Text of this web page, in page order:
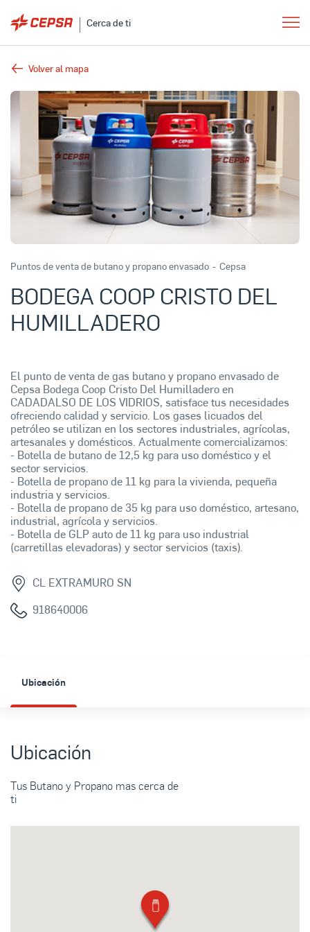
Cerca de ti
Volver al mapa
Puntos de venta de butano y propano envasado - Cepsa
BODEGA COOP CRISTO DEL
HUMILLADERO
El punto de venta de gas butano y propano envasado de
Cepsa Bodega Coop Cristo Del Humilladero en
CADADALSO DE LOS VIDRIOS, satisface tus necesidades
ofreciendo calidad y servicio. Los gases licuados del
petróleo se utilizan en los sectores industriales, agrícolas,
artesanales y domésticos. Actualmente comercializamos:
- Botella de butano de 12,5 kg para uso doméstico y el
sector servicios.
- Botella de propano de 11 kg para la vivienda, pequeña
industria y servicios.
- Botella de propano de 35 kg para uso doméstico, artesano,
industrial, agrícola y servicios.
- Botella de GLP auto de 11 kg para uso industrial
(carretillas elevadoras) y sector servicios (taxis).
CL EXTRAMURO SN
918640006
Ubicación
Ubicación
Tus Butano y Propano mas cerca de
ti